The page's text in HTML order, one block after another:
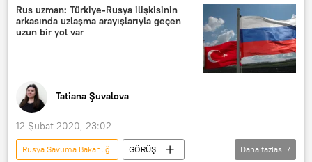
İdlib
Ortak devriye
Provokasyon
Canlı kalkan
Rus uzman: Türkiye-Rusya ilişkisinin
arkasında uzlaşma arayışlarıyla geçen
uzun bir yol var
Tatiana Şuvalova
12 Şubat 2020, 23:02
Rusya Savuma Bakanlığı
GÖRÜŞ
Daha fazlası 7